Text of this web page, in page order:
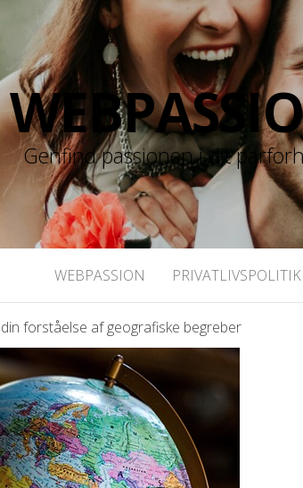
Genfind passionen i dit
WEBPASSION PRIVATLIVSPOLITIK
forståelse af geografiske begreber